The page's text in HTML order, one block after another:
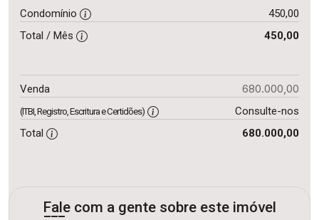
Condomínio
450,00
Total / Mês
450,00
Venda 680.000,00
(ITBI, Registro, Escritura e Certidões)
Consulte-nos
Total
680.000,00
Fale com a gente sobre este imóvel